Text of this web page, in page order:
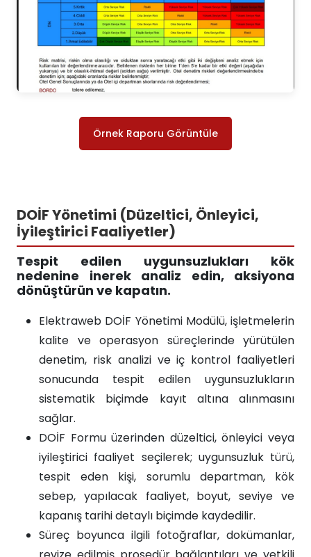
Örnek Raporu Görüntüle
DOİF Yönetimi (Düzeltici, Önleyici,
İyileştirici Faaliyetler)
Tespit edilen uygunsuzlukları kök
nedenine inerek analiz edin, aksiyona
dönüştürün ve kapatın.
Elektraweb DOİF Yönetimi Modülü, işletmelerin
kalite ve operasyon süreçlerinde yürütülen
denetim, risk analizi ve iç kontrol faaliyetleri
sonucunda tespit edilen uygunsuzlukların
sistematik biçimde kayıt altına alınmasını
sağlar.
DOİF Formu üzerinden düzeltici, önleyici veya
iyileştirici faaliyet seçilerek; uygunsuzluk türü,
tespit eden kişi, sorumlu departman, kök
sebep, yapılacak faaliyet, boyut, seviye ve
kapanış tarihi detaylı biçimde kaydedilir.
Süreç boyunca ilgili fotoğraflar, dokümanlar,